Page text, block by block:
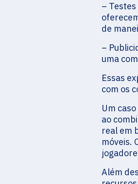
–
de
–
uma
Essas
com os
Um
ao
real em
móveis.
Além